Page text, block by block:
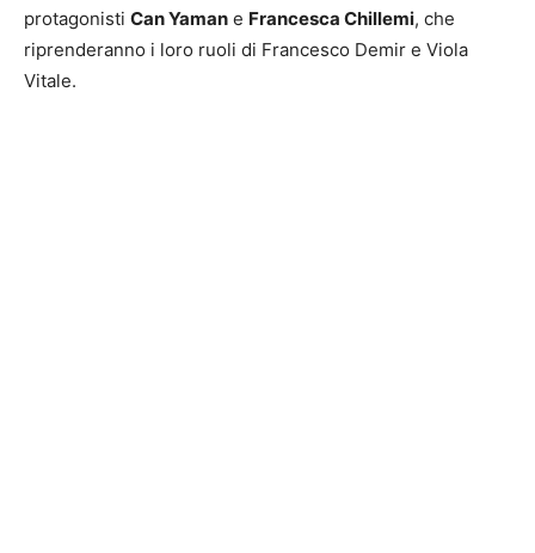
protagonisti Can Yaman e Francesca Chillemi, che
riprenderanno i loro ruoli di Francesco Demir e Viola
Vitale.